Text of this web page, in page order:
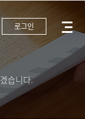
로그인
습니다.